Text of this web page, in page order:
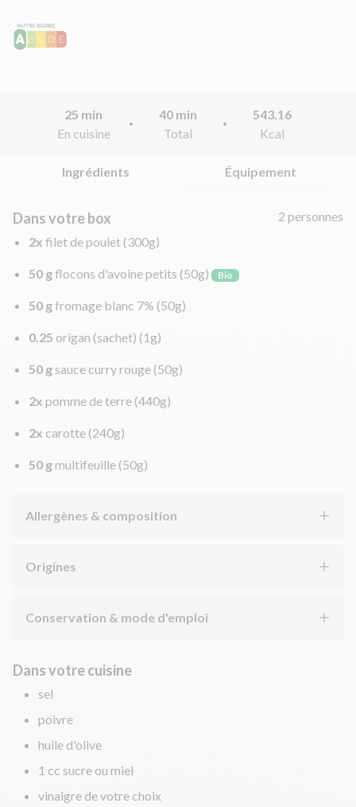
25 min
En cuisine
40 min
Total
543.16
Kcal
Ingrédients Équipement
Dans votre box
2 personnes
2x filet de poulet (300g)
50 gflocons d'avoine petits (50g) Bio
50 gfromage blanc 7% (50g)
0.25 origan (sachet) (1g)
50 g sauce curry rouge (50g)
2x pomme de terre (440g)
2x carotte (240g)
50 gmultifeuille (50g)
Allergènes & composition
Origines
Conservation & mode d'emploi
Dans votre cuisine
sel
poivre
huile d'olive
1 cc sucre ou miel
vinaigre de votre choix